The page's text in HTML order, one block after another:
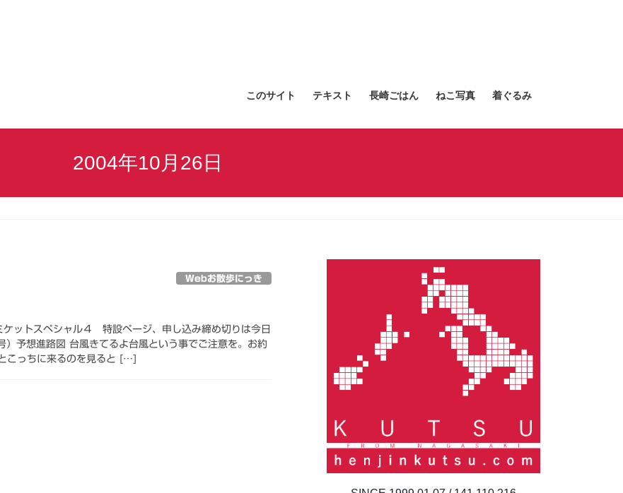
このサイト テキスト 長崎ごはん ねこ写真 着ぐるみ
2004年10月26日
Webお散歩にっき
ットスペシャル４ 特設ページ、申し込み締め切りは今日
予想進路図 台風きてるよ台風という事でご注意を。お約
こっちに来るのを見ると […]